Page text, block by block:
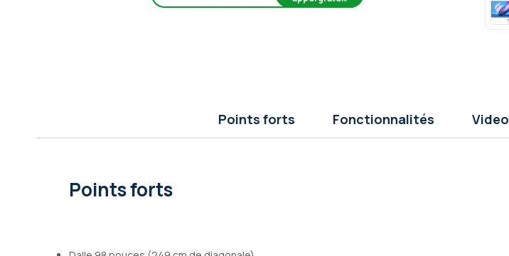
Points forts Fonctionnalités Video
Points forts